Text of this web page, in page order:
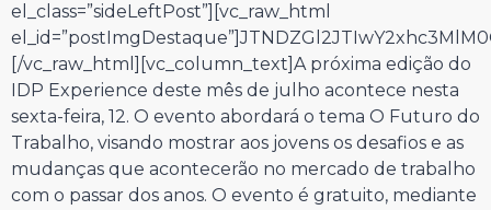
el_class=”sideLeftPost”][vc_raw_html
[/vc_raw_html][vc_column_text]A próxima edição do
IDP Experience deste mês de julho acontece nesta
sexta-feira, 12. O evento abordará o tema O Futuro do
Trabalho, visando mostrar aos jovens os desafios e as
mudanças que acontecerão no mercado de trabalho
com o passar dos anos. O evento é gratuito, mediante